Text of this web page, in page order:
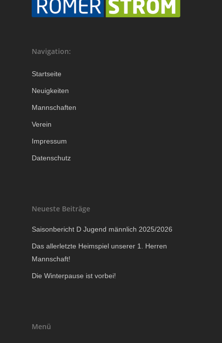
Navigation:
Startseite
Neuigkeiten
Mannschaften
Verein
Impressum
Datenschutz
Neueste Beiträge
Saisonbericht D Jugend männlich 2025/2026
Das allerletzte Heimspiel unserer 1. Herren
Mannschaft!
Die Winterpause ist vorbei!
Menü